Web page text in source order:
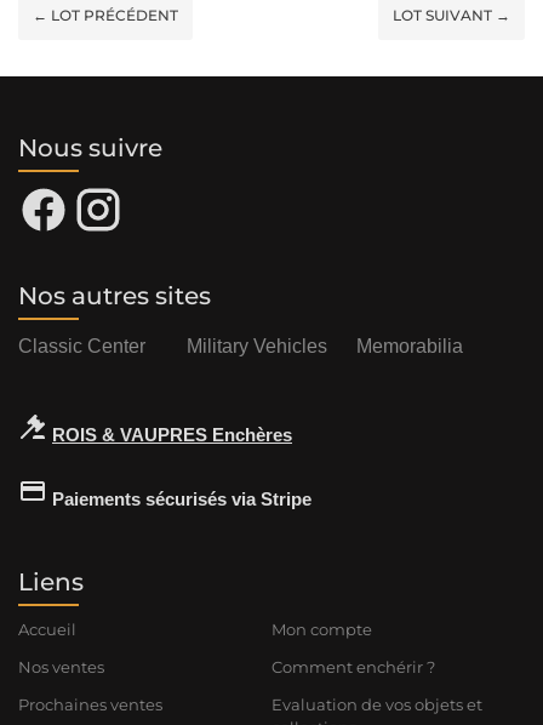
LOT SUIVANT →
← LOT PRÉCÉDENT
Nous suivre
Nos autres sites
Classic Center Military Vehicles Memorabilia
ROIS & VAUPRES Enchères
Paiements sécurisés via Stripe
Liens
Accueil
Mon compte
Nos ventes
Comment enchérir ?
Prochaines ventes
Evaluation de vos objets et